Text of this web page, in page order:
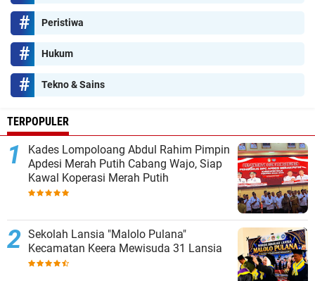
Peristiwa
Hukum
Tekno & Sains
TERPOPULER
Kades Lompoloang Abdul Rahim Pimpin
Apdesi Merah Putih Cabang Wajo, Siap
Kawal Koperasi Merah Putih
Sekolah Lansia "Malolo Pulana"
Kecamatan Keera Mewisuda 31 Lansia